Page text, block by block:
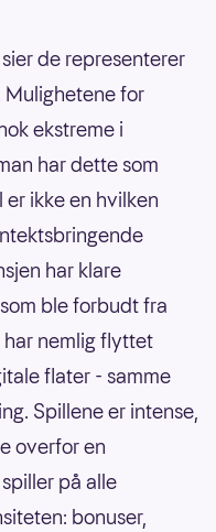
de representerer
for
ekstreme i
har dette som
ikke en hvilken
har klare
ble forbudt fra
nemlig flyttet
flater - samme
Spillene er intense,
overfor en
på alle
bonuser,